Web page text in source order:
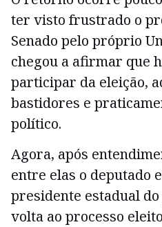
ter visto frustrado o
Senado pelo próprio
chegou a afirmar que
participar da eleição,
bastidores e
político.
Agora, após
entre elas o deputado
presidente estadual
volta ao processo